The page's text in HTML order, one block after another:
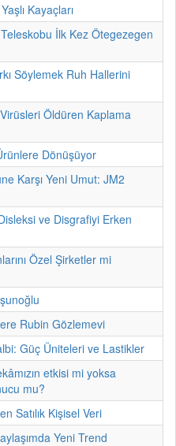
Kayaçları
İlk Kez Ötegezegen
Söylemek Ruh Hallerini
Öldüren Kaplama
Dönüşüyor
Karşı Yeni Umut: JM2
ve Disgrafiyi Erken
Özel Şirketler mi
Rubin Gözlemevi
Güç Üniteleri ve Lastikler
etkisi mi yoksa
mu?
Satılık Kişisel Veri
Yeni Trend